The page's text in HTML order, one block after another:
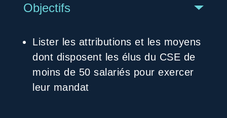
Objectifs
Lister les attributions et les moyens
dont disposent les élus du CSE de
moins de 50 salariés pour exercer
leur mandat